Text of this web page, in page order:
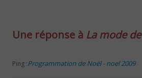
Une réponse à La mode
Ping :Programmation de Noël - noel 2009